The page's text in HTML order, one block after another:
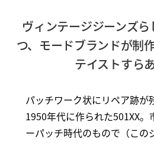
ヴィンテージジーンズ
つ、モードブランドが制
テイストすら
パッチワーク状にリペア跡が
1950年代に作られた501XX
ーパッチ時代のもので（この